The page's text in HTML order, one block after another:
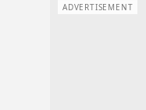
ADVERTISEMENT